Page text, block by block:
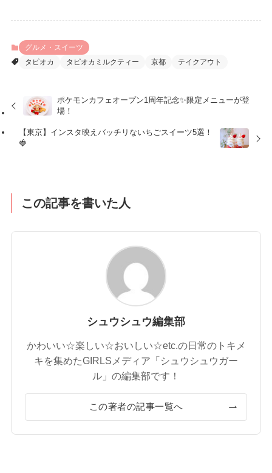
グルメ・スイーツ
タピオカ
タピオカミルクティー 京都 テイクアウト
ポケモンカフェオープン1周年記念✨限定メニューが登
場！
【東京】インスタ映えバッチリないちごスイーツ5選！
🍓
この記事を書いた人
シュウシュウ編集部
かわいい☆楽しい☆おいしい☆etc.の日常のトキメ
キを集めたGIRLSメディア「シュウシュウガー
ル」の編集部です！
この著者の記事一覧へ